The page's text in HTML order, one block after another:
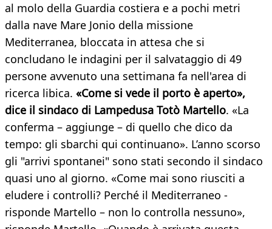
al molo della Guardia costiera e a pochi metri
dalla nave Mare Jonio della missione
Mediterranea, bloccata in attesa che si
concludano le indagini per il salvataggio di 49
persone avvenuto una settimana fa nell'area di
ricerca libica. «Come si vede il porto è aperto»,
dice il sindaco di Lampedusa Totò Martello. «La
conferma – aggiunge – di quello che dico da
tempo: gli sbarchi qui continuano». L’anno scorso
gli "arrivi spontanei" sono stati secondo il sindaco
quasi uno al giorno. «Come mai sono riusciti a
eludere i controlli? Perché il Mediterraneo -
risponde Martello – non lo controlla nessuno»,